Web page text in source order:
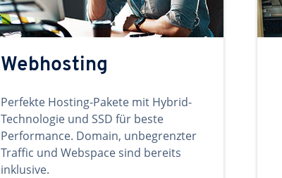
Webhosting
Perfekte Hosting-Pakete mit Hybrid-
Technologie und SSD für beste
Performance. Domain, unbegrenzter
Traffic und Webspace sind bereits
inklusive.